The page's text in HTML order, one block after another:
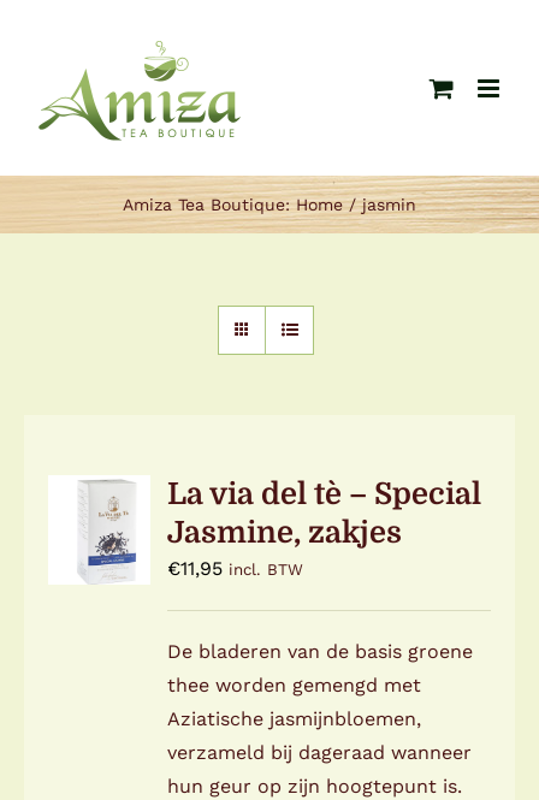
Amiza Tea Boutique: Home jasmin
TOEVOEGEN
AAN
WINKELWAGEN
/
DETAILS
La via del tè – Special
Jasmine, zakjes
€11,95 incl. BTW
De bladeren van de basis groene
thee worden gemengd met
Aziatische jasmijnbloemen,
verzameld bij dageraad wanneer
hun geur op zijn hoogtepunt is.